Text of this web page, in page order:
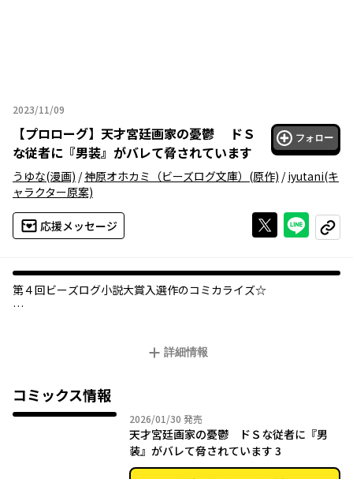
2023/11/09
2023年11月09日
【プロローグ】 天才宮廷画家の憂鬱 ドＳ
な従者に『男装』がバレて脅されています
フォロー
うゆな(漫画) /神原オホカミ（ビーズログ文庫） (原作) /iyutani(キ
ャラクター原案)
応援メッセージ Xで投稿する
ライン
コピー
第４回ビーズログ小説大賞入選作のコミカライズ☆
とある有名な画家の絵を見たいがためにお城に行ったところ、ひ
まった！！
黙っている代わりに言うことを聞けと脅されたジゼルは、天才的
な絵画の腕を買われて王宮不審死事件の犯人捜しを手伝わされる
しかも、なぜか周囲に恋人だと認識されるし、ローガンはからか
詳細情報
コミックス情報
2026/01/30 2026年01月30日
発売
天才宮廷画家の憂鬱 ドＳな従者に『男
装』がバレて脅されています 3